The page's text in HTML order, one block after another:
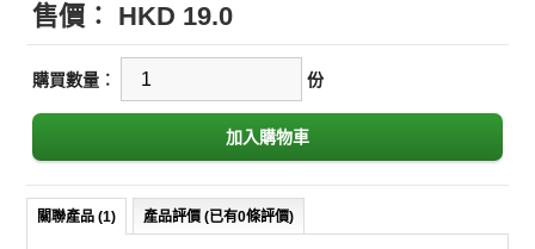
售價︰ HKD 19.0
購買數量︰ 份
關聯產品 (1) 產品評價 (已有0條評價)